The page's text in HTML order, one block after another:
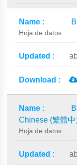
Hoja de datos
Chinese (繁體中
Hoja de datos